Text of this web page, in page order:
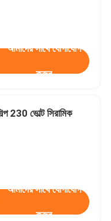
আমাদের সাথে যোগাযোগ
করুন
230 ভোল্ট সিরামিক
আমাদের সাথে যোগাযোগ
করুন